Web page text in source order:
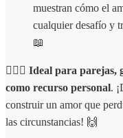
muestran cómo el
cualquier desafío y
📖
👩‍❤️‍👨 Ideal para parejas,
como recurso personal.
construir un amor que
las circunstancias! 🙌